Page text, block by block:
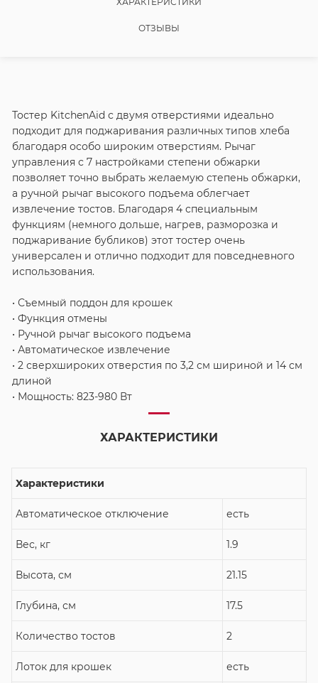
ОТЗЫВЫ
Тостер KitchenAid с двумя отверстиями идеально
подходит для поджаривания различных типов хлеба
благодаря особо широким отверстиям. Рычаг
управления с 7 настройками степени обжарки
позволяет точно выбрать желаемую степень обжарки,
а ручной рычаг высокого подъема облегчает
извлечение тостов. Благодаря 4 специальным
функциям (немного дольше, нагрев, разморозка и
поджаривание бубликов) этот тостер очень
универсален и отлично подходит для повседневного
использования.
• Съемный поддон для крошек
• Функция отмены
• Ручной рычаг высокого подъема
• Автоматическое извлечение
• 2 сверхшироких отверстия по 3,2 см шириной и 14 см
длиной
• Мощность: 823-980 Вт
ХАРАКТЕРИСТИКИ
Характеристики
Автоматическое отключение есть
Вес, кг 1.9
Высота, см 21.15
Глубина, см 17.5
Количество тостов 2
Лоток для крошек есть